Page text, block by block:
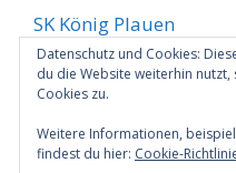
SK König Plauen
SV Klingenthal
SV Markneukirchen
VSC Plauen
Datenschutz und Cookies:
du die Website weiterhin
Cookies zu.
Weitere Informationen,
findest du hier: Cookie-